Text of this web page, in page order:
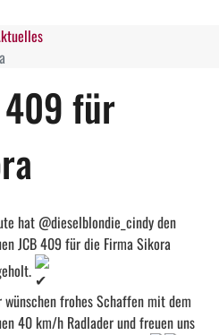
409 für
hat @dieselblondie_cindy den
JCB 409 für die Firma Sikora
wünschen frohes Schaffen mit dem
40 km/h Radlader und freuen uns